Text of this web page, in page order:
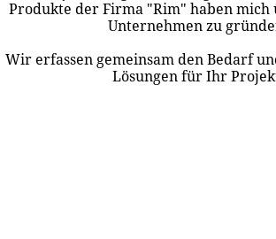
Produkte der Firma "Rim" haben mich
Unternehmen zu
Wir erfassen gemeinsam den Bedarf
Lösungen für Ihr